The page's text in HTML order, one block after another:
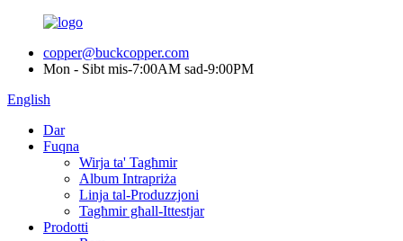
copper@buckcopper.com
Mon - Sibt mis-7:00AM sad-9:00PM
English
Dar
Fuqna
Wirja ta' Tagħmir
Album Intrapriża
Linja tal-Produzzjoni
Tagħmir għall-Ittestjar
Prodotti